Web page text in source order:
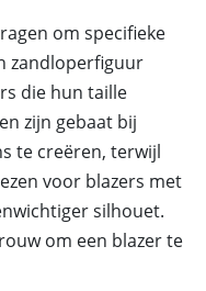
om specifieke
zandloperfiguur
die hun taille
zijn gebaat bij
te creëren, terwijl
voor blazers met
silhouet.
om een blazer te